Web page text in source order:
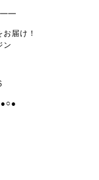
届け！
ン